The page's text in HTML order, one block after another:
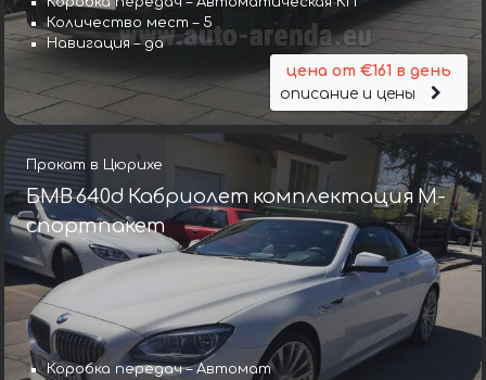
Количество мест – 5
Навигация – да
цена от €161 в день
описание и цены
Прокат в Цюрихе
БМВ 640d Кабриолет комплектация М-
спортпакет
Коробка передач – Автомат